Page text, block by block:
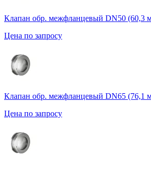
Клапан обр. межфланцевый DN50 (60,3
Цена по запросу
Клапан обр. межфланцевый DN65 (76,1
Цена по запросу